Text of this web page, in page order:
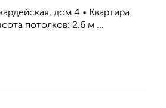
дом 4 • Квартира
потолков: 2.6 м ...